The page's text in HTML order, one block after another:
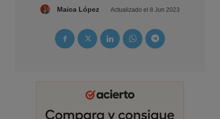
Maica López Actualizado el 8 Jun 2023